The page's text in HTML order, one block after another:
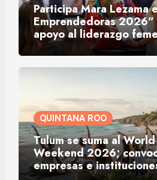
Participa Mara Lezama
Emprendedoras 2026”
apoyo al liderazgo
QUINTANA ROO
Tulum se suma al
Weekend 2026;
empresas e